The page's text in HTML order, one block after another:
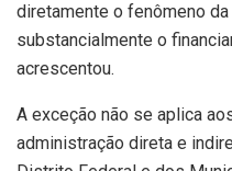
diretamente o fenômeno da
substancialmente o
acrescentou.
A exceção não se aplica
administração direta e